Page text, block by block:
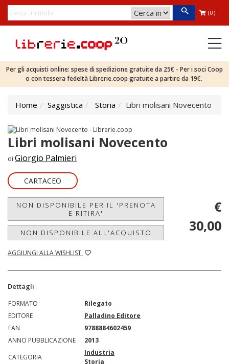
(0)
Per gli acquisti online: spese di spedizione gratuite da 25€ - Per i soci Coop
o con tessera fedeltà Librerie.coop gratuite a partire da 19€.
Home Saggistica Storia Libri molisani Novecento
Libri molisani Novecento
di Giorgio Palmieri
CARTACEO
NON DISPONIBILE PER IL 'PRENOTA
E RITIRA'
NON DISPONIBILE ALL'ACQUISTO
AGGIUNGI ALLA WISHLIST
€
30,00
Dettagli
FORMATO
Rilegato
EDITORE
Palladino Editore
EAN
9788884602459
ANNO PUBBLICAZIONE
2013
CATEGORIA
Industria
Storia